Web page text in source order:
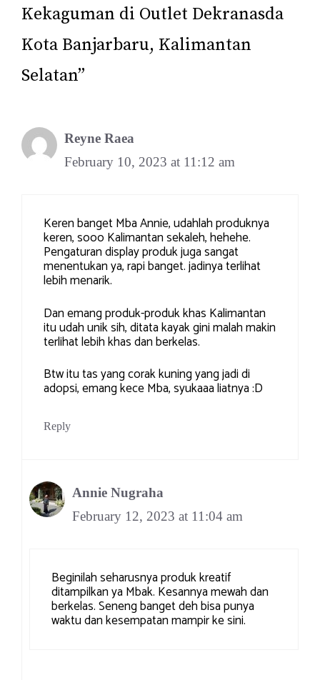
Kekaguman di Outlet Dekranasda
Kota Banjarbaru, Kalimantan
Selatan”
Reyne Raea
February 10, 2023 at 11:12 am
Keren banget Mba Annie, udahlah produknya
keren, sooo Kalimantan sekaleh, hehehe.
Pengaturan display produk juga sangat
menentukan ya, rapi banget. jadinya terlihat
lebih menarik.
Dan emang produk-produk khas Kalimantan
itu udah unik sih, ditata kayak gini malah makin
terlihat lebih khas dan berkelas.
Btw itu tas yang corak kuning yang jadi di
adopsi, emang kece Mba, syukaaa liatnya :D
Reply
Annie Nugraha
February 12, 2023 at 11:04 am
Beginilah seharusnya produk kreatif
ditampilkan ya Mbak. Kesannya mewah dan
berkelas. Seneng banget deh bisa punya
waktu dan kesempatan mampir ke sini.